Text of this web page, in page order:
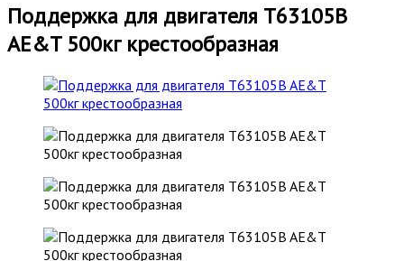
Поддержка для двигателя T63105B
AE&T 500кг крестообразная